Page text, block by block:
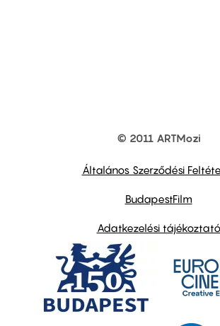
© 2011 ARTMozi
Általános Szerződési
BudapestFilm
Adatkezelési tájékoztató